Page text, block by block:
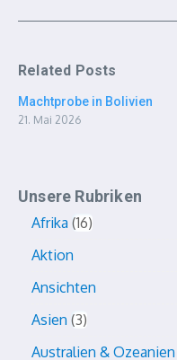
Related Posts
Machtprobe in Bolivien
21. Mai 2026
Unsere Rubriken
Afrika 16
Aktion
Ansichten
Asien 3
Australien & Ozeanien